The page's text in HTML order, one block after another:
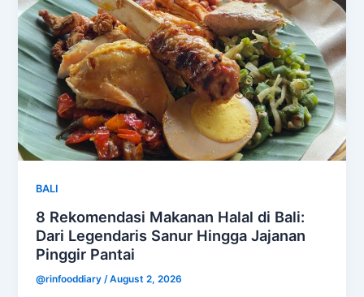
BALI
8 Rekomendasi Makanan Halal di Bali:
Dari Legendaris Sanur Hingga Jajanan
Pinggir Pantai
@rinfooddiary /August 2, 2026